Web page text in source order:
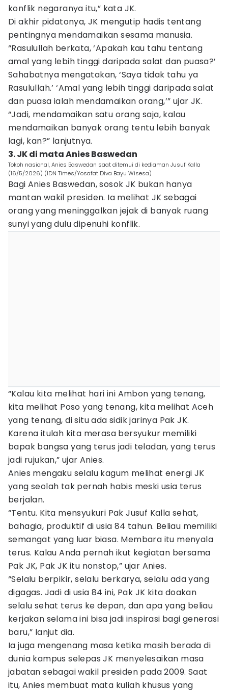
konflik negaranya itu,” kata JK.
Di akhir pidatonya, JK mengutip hadis tentang
pentingnya mendamaikan sesama manusia.
“Rasulullah berkata, ‘Apakah kau tahu tentang
amal yang lebih tinggi daripada salat dan puasa?’
Sahabatnya mengatakan, ‘Saya tidak tahu ya
Rasulullah.’ ‘Amal yang lebih tinggi daripada salat
dan puasa ialah mendamaikan orang,’” ujar JK.
“Jadi, mendamaikan satu orang saja, kalau
mendamaikan banyak orang tentu lebih banyak
lagi, kan?” lanjutnya.
3. JK di mata Anies Baswedan
Tokoh nasional, Anies Baswedan saat ditemui di kediaman Jusuf Kalla
(16/5/2026) (IDN Times/Yosafat Diva Bayu Wisesa)
Bagi Anies Baswedan, sosok JK bukan hanya
mantan wakil presiden. Ia melihat JK sebagai
orang yang meninggalkan jejak di banyak ruang
sunyi yang dulu dipenuhi konflik.
“Kalau kita melihat hari ini Ambon yang tenang,
kita melihat Poso yang tenang, kita melihat Aceh
yang tenang, di situ ada sidik jarinya Pak JK.
Karena itulah kita merasa bersyukur memiliki
bapak bangsa yang terus jadi teladan, yang terus
jadi rujukan,” ujar Anies.
Anies mengaku selalu kagum melihat energi JK
yang seolah tak pernah habis meski usia terus
berjalan.
“Tentu. Kita mensyukuri Pak Jusuf Kalla sehat,
bahagia, produktif di usia 84 tahun. Beliau memiliki
semangat yang luar biasa. Membara itu menyala
terus. Kalau Anda pernah ikut kegiatan bersama
Pak JK, Pak JK itu nonstop,” ujar Anies.
“Selalu berpikir, selalu berkarya, selalu ada yang
digagas. Jadi di usia 84 ini, Pak JK kita doakan
selalu sehat terus ke depan, dan apa yang beliau
kerjakan selama ini bisa jadi inspirasi bagi generasi
baru,” lanjut dia.
Ia juga mengenang masa ketika masih berada di
dunia kampus selepas JK menyelesaikan masa
jabatan sebagai wakil presiden pada 2009. Saat
itu, Anies membuat mata kuliah khusus yang